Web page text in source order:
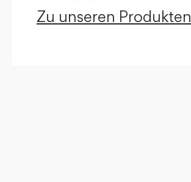
Zu unseren Produkten